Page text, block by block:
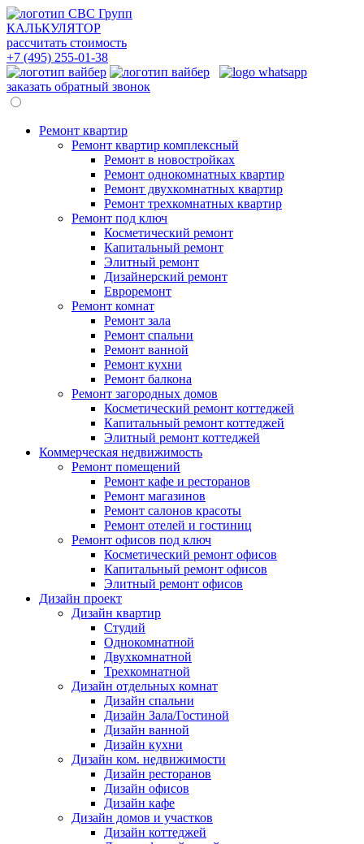
КАЛЬКУЛЯТОР
рассчитать стоимость
+7 (495) 255-01-38
заказать обратный звонок
Ремонт квартир
Ремонт квартир комплексный
Ремонт в новостройках
Ремонт однокомнатных квартир
Ремонт двухкомнатных квартир
Ремонт трехкомнатных квартир
Ремонт под ключ
Косметический ремонт
Капитальный ремонт
Элитный ремонт
Дизайнерский ремонт
Евроремонт
Ремонт комнат
Ремонт зала
Ремонт спальни
Ремонт ванной
Ремонт кухни
Ремонт балкона
Ремонт загородных домов
Косметический ремонт коттеджей
Капитальный ремонт коттеджей
Элитный ремонт коттеджей
Коммерческая недвижимость
Ремонт помещений
Ремонт кафе и ресторанов
Ремонт магазинов
Ремонт салонов красоты
Ремонт отелей и гостиниц
Ремонт офисов под ключ
Косметический ремонт офисов
Капитальный ремонт офисов
Элитный ремонт офисов
Дизайн проект
Дизайн квартир
Cтудий
Однокомнатной
Двухкомнатной
Трехкомнатной
Дизайн отдельных комнат
Дизайн спальни
Дизайн Зала/Гостиной
Дизайн ванной
Дизайн кухни
Дизайн ком. недвижимости
Дизайн ресторанов
Дизайн офисов
Дизайн кафе
Дизайн домов и участков
Дизайн коттеджей